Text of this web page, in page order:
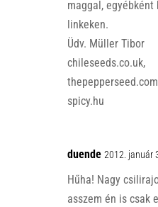
maggal,
linkeken.
Üdv. Müller Tibor
chileseeds.co.uk,
spicy.hu
duende 2012. január
Hűha! Nagy
asszem én is csak